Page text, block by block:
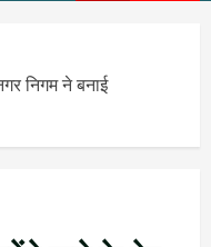
निगम ने बनाई